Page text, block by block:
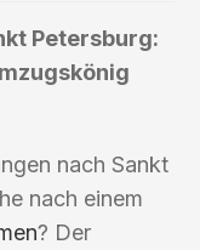
Petersburg:
nach Sankt
nach einem
? Der